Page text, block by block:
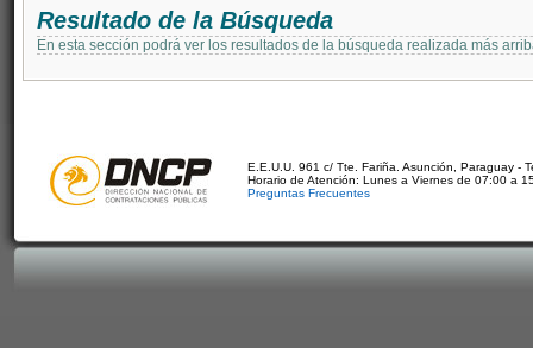
Resultado de la Búsqueda
En esta sección podrá ver los resultados de la búsqueda realizada más
E.E.U.U. 961 c/ Tte. Fariña. Asunción, Paraguay -
Horario de Atención: Lunes a Viernes de 07:00 a
Preguntas Frecuentes